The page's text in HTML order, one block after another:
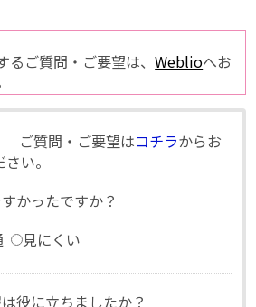
るご質問・ご要望は、Weblioへお
ご質問・ご要望はコチラからお
い。
かったですか？
見にくい
役に立ちましたか？